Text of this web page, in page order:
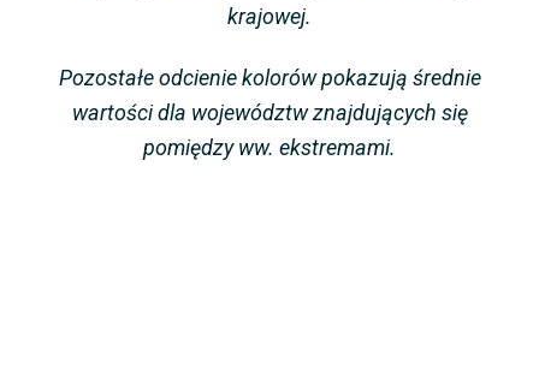
krajowej.
Pozostałe odcienie kolorów pokazują średnie
wartości dla województw znajdujących się
pomiędzy ww. ekstremami.